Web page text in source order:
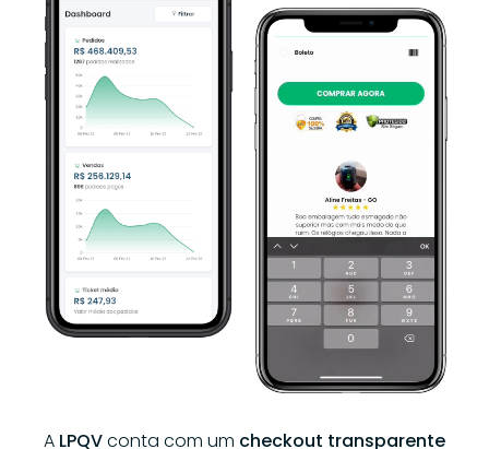
A LPQVconta com um checkout transparente